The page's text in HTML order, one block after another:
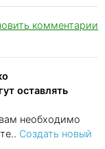
комментарии
оставлять
необходимо
Создать новый